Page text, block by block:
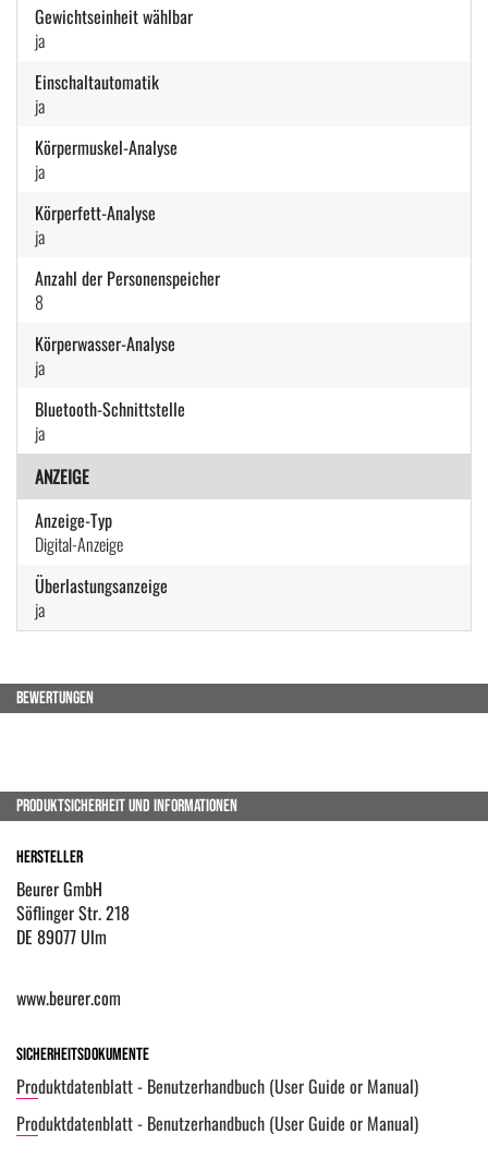
Gewichtseinheit wählbar
ja
Einschaltautomatik
ja
Körpermuskel-Analyse
ja
Körperfett-Analyse
ja
Anzahl der Personenspeicher
8
Körperwasser-Analyse
ja
Bluetooth-Schnittstelle
ja
ANZEIGE
Anzeige-Typ
Digital-Anzeige
Überlastungsanzeige
ja
BEWERTUNGEN
PRODUKTSICHERHEIT UND INFORMATIONEN
Hersteller
Beurer GmbH
Söflinger Str. 218
DE 89077 Ulm
www.beurer.com
Sicherheitsdokumente
Produktdatenblatt - Benutzerhandbuch (User Guide or Manual)
Produktdatenblatt - Benutzerhandbuch (User Guide or Manual)